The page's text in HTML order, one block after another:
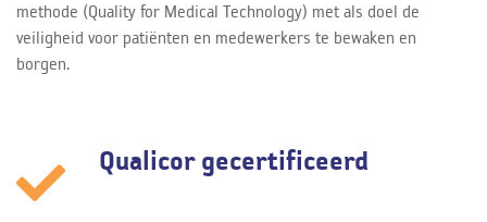
methode (Quality for Medical Technology) met als doel de
veiligheid voor patiënten en medewerkers te bewaken en
borgen.
Qualicor gecertificeerd